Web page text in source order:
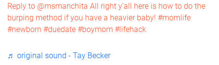
Reply to @msmanchita All right y’all here is how to do the
burping method if you have a heavier baby! #momlife
#newborn #duedate #boymom #lifehack
♬ original sound - Tay Becker